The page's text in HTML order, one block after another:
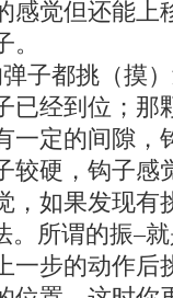
感觉但还能上
子都挑（摸
已经到位；那
一定的间隙，
较硬，钩子感
，如果发现有
。所谓的振–
一步的动作后